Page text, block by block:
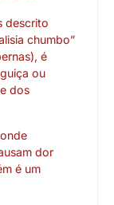
descrito
chumbo”
é
ou
dos
dor
é um